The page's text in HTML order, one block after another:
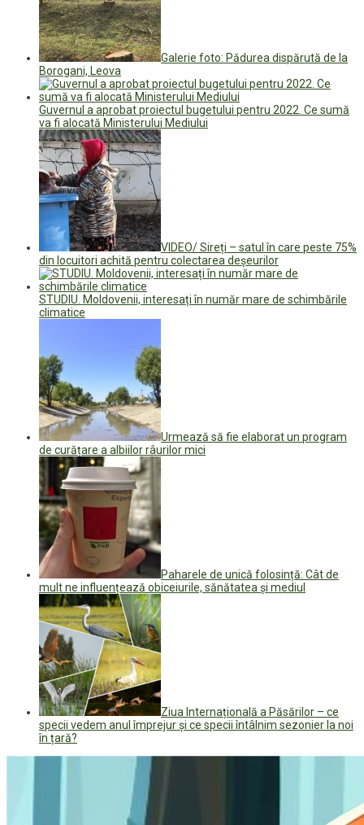
Galerie foto: Pădurea dispărută de la
Borogani, Leova
Guvernul a aprobat proiectul bugetului pentru 2022. Ce sumă
va fi alocată Ministerului Mediului
VIDEO/ Sireți – satul în care peste 75%
din locuitori achită pentru colectarea deșeurilor
STUDIU. Moldovenii, interesați în număr mare de schimbările
climatice
Urmează să fie elaborat un program
de curățare a albiilor râurilor mici
Paharele de unică folosință: Cât de
mult ne influențează obiceiurile, sănătatea și mediul
Ziua Internațională a Păsărilor – ce
specii vedem anul împrejur și ce specii întâlnim sezonier la noi
în țară?